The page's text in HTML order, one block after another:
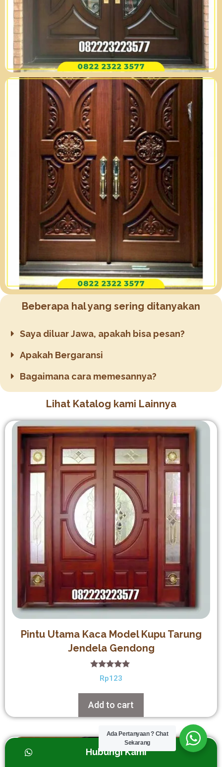
Beberapa hal yang sering ditanyakan
Saya diluar Jawa, apakah bisa pesan?
Apakah Bergaransi
Bagaimana cara memesannya?
Lihat Katalog kami Lainnya
Pintu Utama Kaca Model Kupu Tarung
Jendela Gendong
5.00
out of 5
Rp123
Add to cart
Hubungi Kami
Ada Pertanyaan ? Chat
Sekarang